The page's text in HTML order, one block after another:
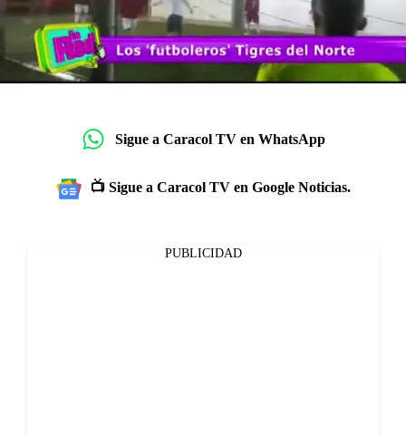
Sigue a Caracol TV en WhatsApp
📺 Sigue a Caracol TV en Google Noticias.
PUBLICIDAD